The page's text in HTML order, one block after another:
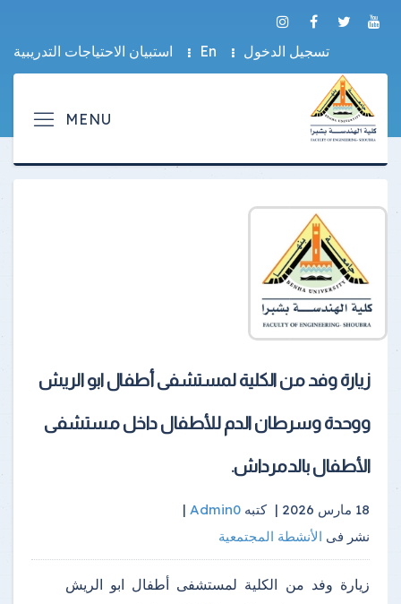
تسجيل الدخول En استبيان الاحتياجات التدريبية
زيارة وفد من الكلية لمستشفى أطفال ابو الريش
ووحدة وسرطان الدم للأطفال داخل مستشفى
الأطفال بالدمرداش.
18 مارس 2026 | كتبه Admin0
|
نشر فى الأنشطة المجتمعية
زيارة وفد من الكلية لمستشفى أطفال ابو الريش